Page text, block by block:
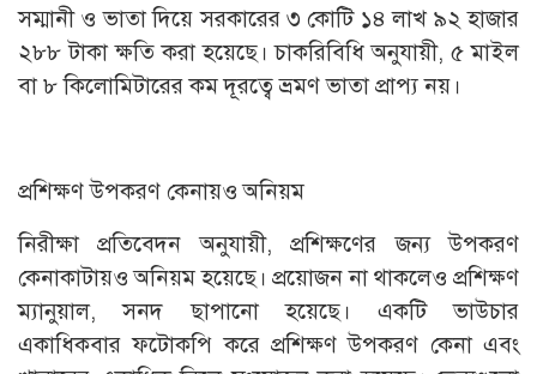
সম্মানী ও ভাতা দিয়ে সরকারের ৩ কোটি ১৪ লাখ ৯২ হাজার
২৮৮ টাকা ক্ষতি করা হয়েছে। চাকরিবিধি অনুযায়ী, ৫ মাইল
বা ৮ কিলোমিটারের কম দূরত্বে ভ্রমণ ভাতা প্রাপ্য নয়।
প্রশিক্ষণ উপকরণ কেনায়ও অনিয়ম
নিরীক্ষা প্রতিবেদন অনুযায়ী, প্রশিক্ষণের জন্য উপকরণ
কেনাকাটায়ও অনিয়ম হয়েছে। প্রয়োজন না থাকলেও প্রশিক্ষণ
ম্যানুয়াল, সনদ ছাপানো হয়েছে। একটি ভাউচার
একাধিকবার ফটোকপি করে প্রশিক্ষণ উপকরণ কেনা এবং